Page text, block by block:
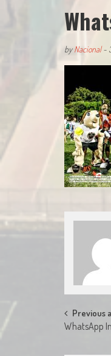
byNacional-
Post
Previous
WhatsApp